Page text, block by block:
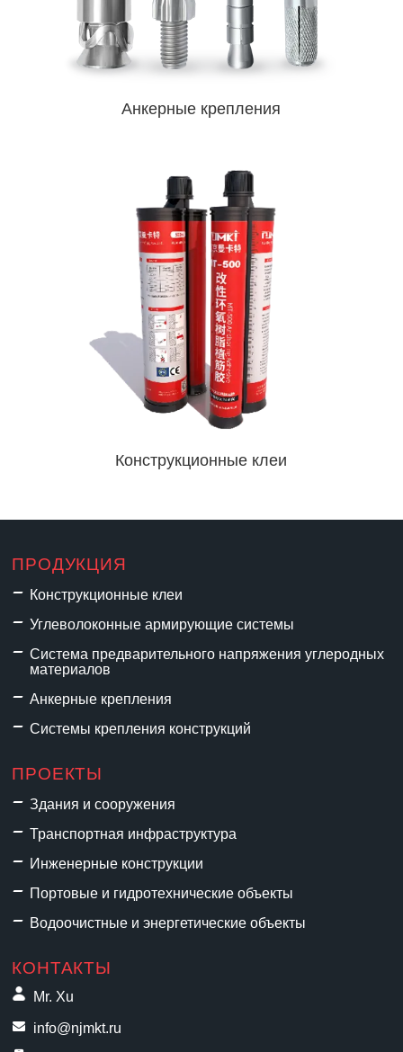
Анкерные крепления
Конструкционные клеи
ПРОДУКЦИЯ
Конструкционные клеи
Углеволоконные армирующие системы
Система предварительного напряжения углеродных
материалов
Анкерные крепления
Системы крепления конструкций
ПРОЕКТЫ
Здания и сооружения
Транспортная инфраструктура
Инженерные конструкции
Портовые и гидротехнические объекты
Водоочистные и энергетические объекты
КОНТАКТЫ
Mr. Xu
info@njmkt.ru